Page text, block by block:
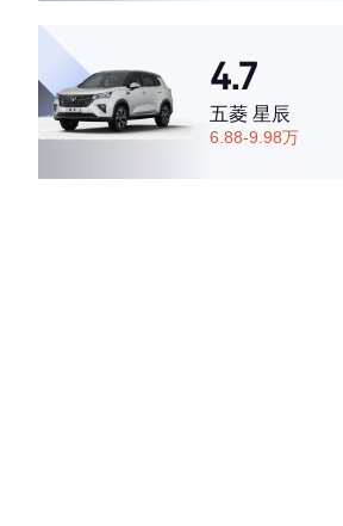
4.7
五菱 星辰
6.88-9.98万